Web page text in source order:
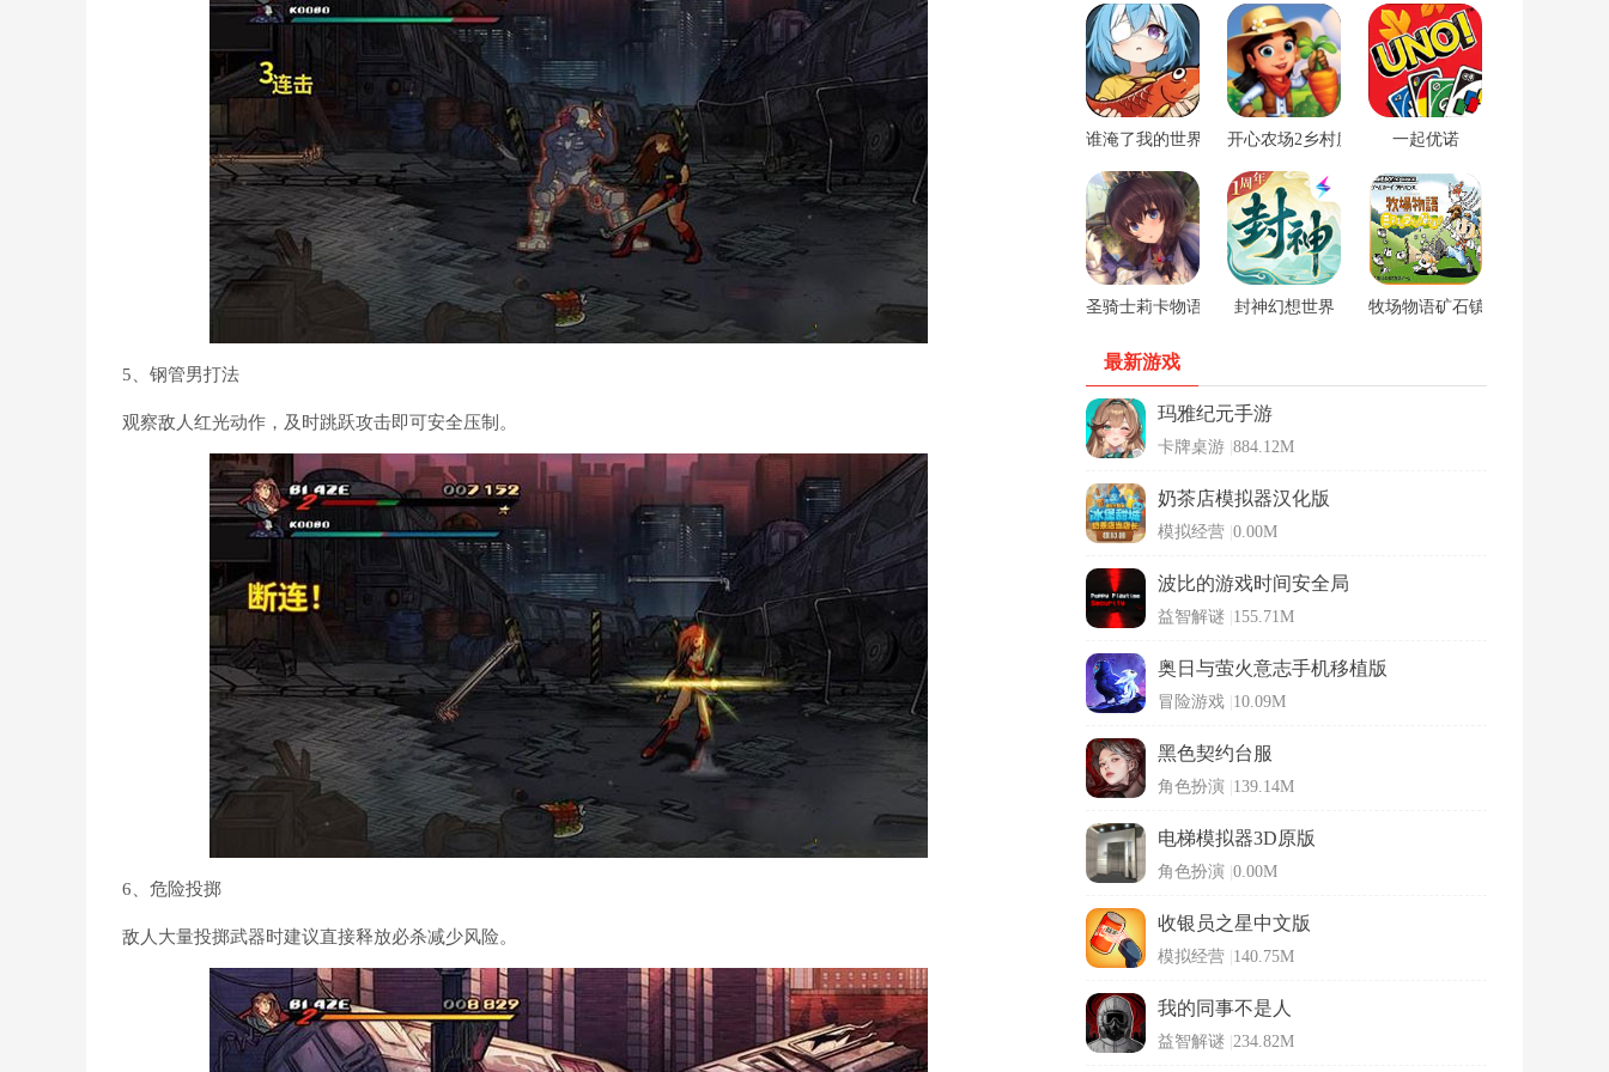
5、钢管男打法
观察敌人红光动作，及时跳跃攻击即可安全压制。
6、危险投掷
敌人大量投掷武器时建议直接释放必杀减少风险。
谁淹了我的世界游戏开心农场2乡村度假中文版一起优诺
圣骑士莉卡物语安卓手游封神幻想世界 牧场物语矿石镇的伙伴们男孩版
最新游戏
玛雅纪元手游
卡牌桌游 884.12M
奶茶店模拟器汉化版
模拟经营 0.00M
波比的游戏时间安全局
益智解谜 155.71M
奥日与萤火意志手机移植版
冒险游戏 10.09M
黑色契约台服
角色扮演 139.14M
电梯模拟器3D原版
角色扮演 0.00M
收银员之星中文版
模拟经营 140.75M
我的同事不是人
益智解谜 234.82M